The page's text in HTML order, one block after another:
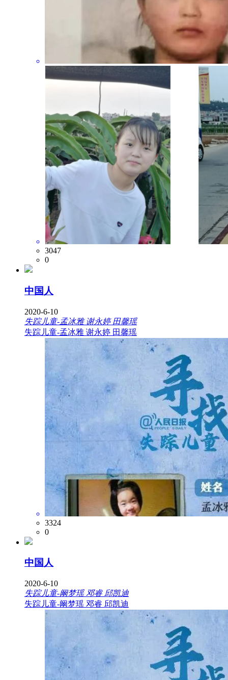
3047
0
中国人
2020-6-10
失踪儿童-孟冰雅 谢永婷 田馨瑶
失踪儿童-孟冰雅 谢永婷 田馨瑶
3324
0
中国人
2020-6-10
失踪儿童-阚梦瑶 邓睿 邱凯迪
失踪儿童-阚梦瑶 邓睿 邱凯迪